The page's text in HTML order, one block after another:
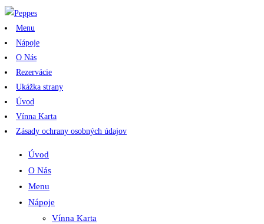
Menu
Nápoje
O Nás
Rezervácie
Ukážka strany
Úvod
Vínna Karta
Zásady ochrany osobných údajov
Úvod
O Nás
Menu
Nápoje
Vínna Karta